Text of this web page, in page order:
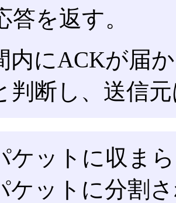
答を返す。
内にACKが届
判断し、送信
ケットに収ま
ケットに分割